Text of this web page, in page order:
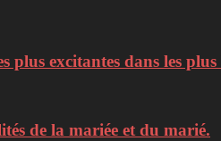
plus excitantes dans les
de la mariée et du marié.